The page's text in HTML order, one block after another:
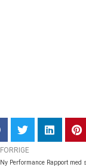
FORRIGE
Ny Performance Rapport